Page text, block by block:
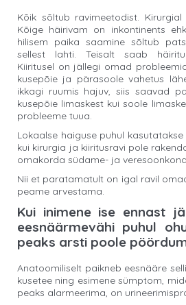
Kõik sõltub ravimeetodist.
Kõige häirivam on inkontinents
hilisem paika saamine sõltub
sellest lahti. Teisalt saab
Kiiritusel on jällegi omad
kusepõie ja pärasoole vahetus
ikkagi ruumis hajuv, siis saavad
kusepõie limaskest kui soole
probleeme tuua.
Lokaalse haiguse puhul
kui kirurgia ja kiiritusravi pole
omakorda südame- ja
Nii et paratamatult on igal ravil
peame arvestama.
Kui inimene ise ennast
eesnäärmevähi puhul
peaks arsti poole
Anatoomiliselt paikneb eesnääre
kusetee ning esimene sümptom,
peaks alarmeerima, on